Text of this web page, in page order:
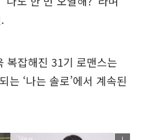
복잡해진 31기 로맨스는
는 ‘나는 솔로’에서 계속된